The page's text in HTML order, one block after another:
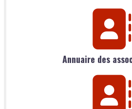
Annuaire des